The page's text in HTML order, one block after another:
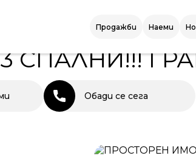
Продажби Наеми
СПАЛНИ!!!
Обади се сега